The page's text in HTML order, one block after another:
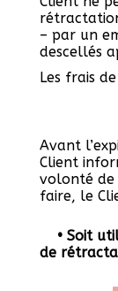
– par un
descellés
Les frais
Avant
Client
volonté de
faire, le
• Soit
de